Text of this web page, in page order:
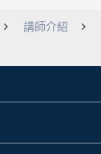
講師介紹